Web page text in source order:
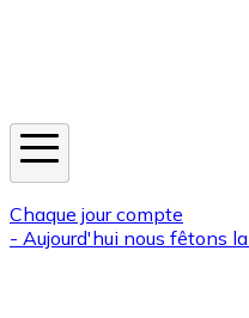
Chaque jour compte
- Aujourd'hui nous fêtons la